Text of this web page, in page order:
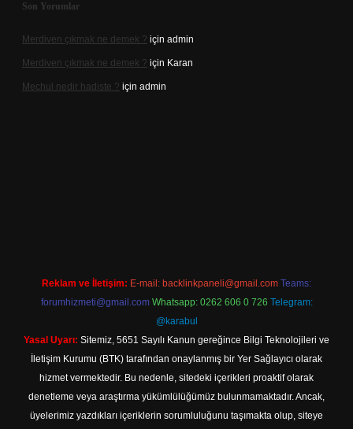
Son Yorumlar
Merdiven çıkmak ne demek ? için admin
Merdiven çıkmak ne demek ? için Karan
Mechul nedir hadiste ? için admin
Reklam ve İletişim: E-mail: backlinkpaneli@gmail.com Teams:
forumhizmeti@gmail.com Whatsapp: 0262 606 0 726 Telegram:
@karabul
Yasal Uyarı: Sitemiz, 5651 Sayılı Kanun gereğince Bilgi Teknolojileri ve
İletişim Kurumu (BTK) tarafından onaylanmış bir Yer Sağlayıcı olarak
hizmet vermektedir. Bu nedenle, sitedeki içerikleri proaktif olarak
denetleme veya araştırma yükümlülüğümüz bulunmamaktadır. Ancak,
üyelerimiz yazdıkları içeriklerin sorumluluğunu taşımakta olup, siteye